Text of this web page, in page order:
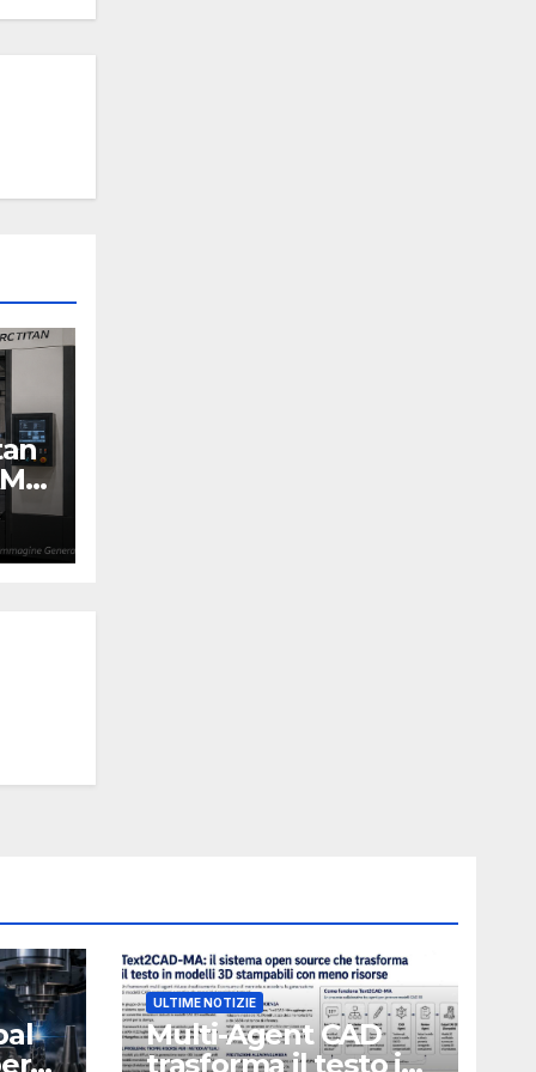
ULTIME NOTIZIE
Multi-Agent CAD
trasforma il testo in